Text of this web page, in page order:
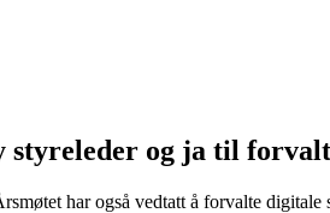
styreleder og ja til
har også vedtatt å forvalte